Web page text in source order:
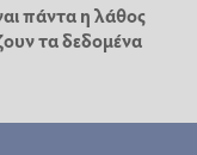
πάντα η λάθος
τα δεδομένα